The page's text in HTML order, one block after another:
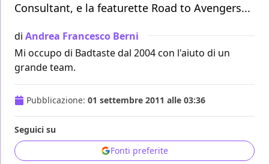
Consultant, e la featurette Road to Avengers...
di Andrea Francesco Berni
Mi occupo di Badtaste dal 2004 con l'aiuto di un
grande team.
Pubblicazione: 01 settembre 2011 alle 03:36
Seguici su
Fonti preferite